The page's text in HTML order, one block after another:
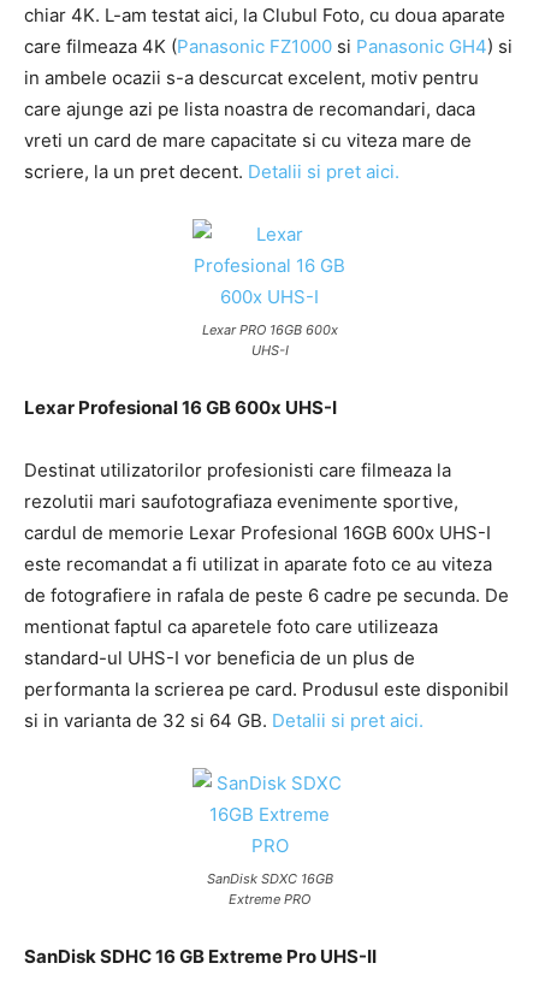
chiar 4K. L-am testat aici, la Clubul Foto, cu doua aparate
care filmeaza 4K (Panasonic FZ1000 si Panasonic GH4) si
in ambele ocazii s-a descurcat excelent, motiv pentru
care ajunge azi pe lista noastra de recomandari, daca
vreti un card de mare capacitate si cu viteza mare de
scriere, la un pret decent. Detalii si pret aici.
Lexar PRO 16GB 600x
UHS-I
Lexar Profesional 16 GB 600x UHS-I
Destinat utilizatorilor profesionisti care filmeaza la
rezolutii mari saufotografiaza evenimente sportive,
cardul de memorie Lexar Profesional 16GB 600x UHS-I
este recomandat a fi utilizat in aparate foto ce au viteza
de fotografiere in rafala de peste 6 cadre pe secunda. De
mentionat faptul ca aparetele foto care utilizeaza
standard-ul UHS-I vor beneficia de un plus de
performanta la scrierea pe card. Produsul este disponibil
si in varianta de 32 si 64 GB. Detalii si pret aici.
SanDisk SDXC 16GB
Extreme PRO
SanDisk SDHC 16 GB Extreme Pro UHS-II